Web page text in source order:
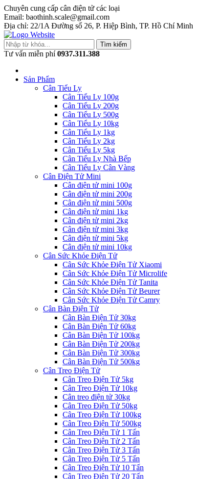
Chuyên cung cấp cân điện tử các loại
Email: baothinh.scale@gmail.com
Địa chỉ: 22/1A Đường số 26, P. Hiệp Bình, TP. Hồ Chí Minh
Tìm kiếm
Tư vấn miễn phí 0937.311.388
Sản Phẩm
Cân Tiểu Ly
Cân Tiểu Ly 100g
Cân Tiểu Ly 200g
Cân Tiểu Ly 500g
Cân Tiểu Ly 10kg
Cân Tiểu Ly 1kg
Cân Tiểu Ly 2kg
Cân Tiểu Ly 5kg
Cân Tiểu Ly Nhà Bếp
Cân Tiểu Ly Cân Vàng
Cân Điện Tử Mini
Cân điện tử mini 100g
Cân điện tử mini 200g
Cân điện tử mini 500g
Cân điện tử mini 1kg
Cân điện tử mini 2kg
Cân điện tử mini 3kg
Cân điện tử mini 5kg
Cân điện tử mini 10kg
Cân Sức Khỏe Điện Tử
Cân Sức Khỏe Điện Tử Xiaomi
Cân Sức Khỏe Điện Tử Microlife
Cân Sức Khỏe Điện Tử Tanita
Cân Sức Khỏe Điện Tử Beurer
Cân Sức Khỏe Điện Tử Camry
Cân Bàn Điện Tử
Cân Bàn Điện Tử 30kg
Cân Bàn Điện Tử 60kg
Cân Bàn Điện Tử 100kg
Cân Bàn Điện Tử 200kg
Cân Bàn Điện Tử 300kg
Cân Bàn Điện Tử 500kg
Cân Treo Điện Tử
Cân Treo Điện Tử 5kg
Cân Treo Điện Tử 10kg
Cân treo điện tử 30kg
Cân Treo Điện Tử 50kg
Cân Treo Điện Tử 100kg
Cân Treo Điện Tử 500kg
Cân Treo Điện Tử 1 Tấn
Cân Treo Điện Tử 2 Tấn
Cân Treo Điện Tử 3 Tấn
Cân Treo Điện Tử 5 Tấn
Cân Treo Điện Tử 10 Tấn
Cân Treo Điện Tử 20 Tấn